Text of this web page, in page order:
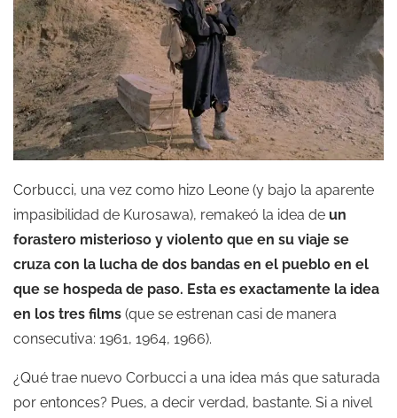
Corbucci, una vez como hizo Leone (y bajo la aparente
impasibilidad de Kurosawa), remakeó la idea de un
forastero misterioso y violento que en su viaje se
cruza con la lucha de dos bandas en el pueblo en el
que se hospeda de paso. Esta es exactamente la idea
en los tres films (que se estrenan casi de manera
consecutiva: 1961, 1964, 1966).
¿Qué trae nuevo Corbucci a una idea más que saturada
por entonces? Pues, a decir verdad, bastante. Si a nivel